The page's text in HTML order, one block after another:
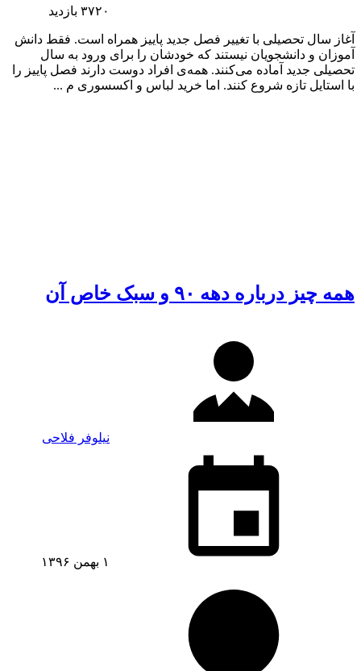
۳۷۲۰ بازدید
آغاز سال تحصیلی با تغییر فصل جدید پاییز همراه است. فقط دانش
آموزان و دانشجویان نیستند که خودشان را برای ورود به سال
تحصیلی جدید آماده می‌کنند. همه‌ی افراد دوست دارند فصل پاییز را
با استایل تازه شروع کنند. اما خرید لباس و اکسسوری م ...
همه چیز درباره دهه ۹۰ و سبک خاص آن
نیلوفر فلاحی
۱ بهمن ۱۳۹۶